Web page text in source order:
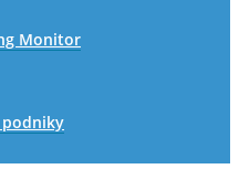
Monitor
podniky